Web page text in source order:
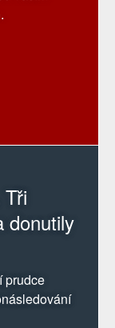
donutily
prudce